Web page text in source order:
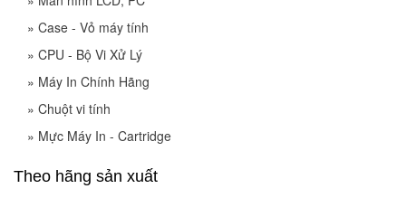
» Case - Vỏ máy tính
» CPU - Bộ Vi Xử Lý
» Máy In Chính Hãng
» Chuột vi tính
» Mực Máy In - Cartridge
Theo hãng sản xuất